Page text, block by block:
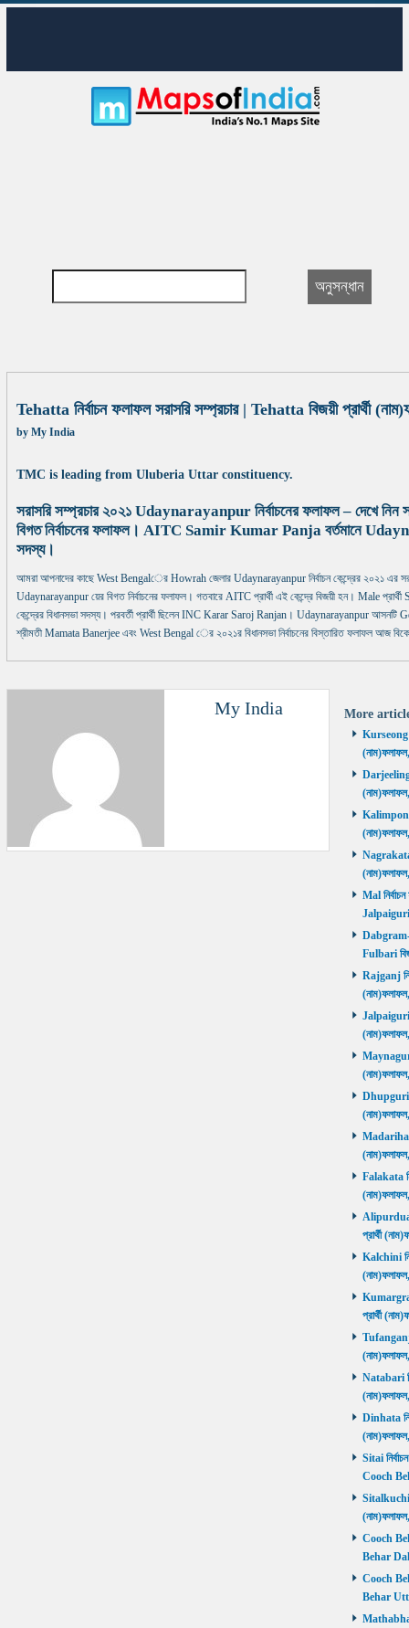
Tehatta নির্বাচন ফলাফল সরাসরি সম্প্রচার | Tehatta বিজয়ী প্রার্থী
by My India
TMC is leading from Uluberia Uttar constituency.
সরাসরি সম্প্রচার ২০২১ Udaynarayanpur নির্বাচনের ফলাফল – দেখে
বিগত নির্বাচনের ফলাফল। AITC Samir Kumar Panja বর্তমানে
সদস্য।
আমরা আপনাদের কাছে West Bengalের Howrah জেলার Udaynarayanpur নির্বাচন কেন্দ্রের ২০২১ এর
Udaynarayanpur য়ের বিগত নির্বাচনের ফলাফল। গতবারে AITC প্রার্থী এই কেন্দ্রে বিজয়ী হন। Male
কেন্দ্রের বিধানসভা সদস্য। পরবর্তী প্রার্থী ছিলেন INC Karar Saroj Ranjan। Udaynarayanpur আসনটি
শ্রীমতী Mamata Banerjee এবং West Bengal ের ২০২১র বিধানসভা নির্বাচনের বিস্তারিত ফলাফল আজ
My India More
Kurseong
Darjeeling
Kalimpong
Nagrakata
Mal
Jalpaiguri
Dabgram-
Fulbari
Rajganj
Jalpaiguri
Maynaguri
Dhupguri
Madarihat
Falakata
প্রার্থী
Kalchini
প্রার্থী
Tufanganj
Natabari
Dinhata
Sitai
Cooch
Sitalkuchi
Cooch
Behar
Cooch
Behar